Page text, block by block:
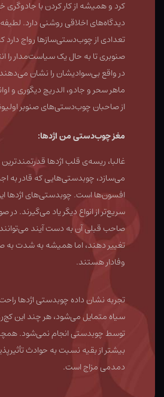
کرد و همیشه از کار کردن با
دیدگاه‌های اخلاقی روشنی دارد.
تعدادی از چوب‌دستی‌سازها رواج
صنوبری تا به حال یک سیاست‌مدار را
در واقع بی‌سوادیشان را نشان
ماهر سحر و جادو، الدریچ دیگوری و
از صاحبان چوب‌دستی‌های صنوبر
مغز چوب‌دستی من اژدها:
غالبا، ریسه‌ی قلب اژدها
می‌سازد، چوبدستی‌هایی که قادر به
افسون‌ها است. چوبدستی‌های اژدها
سریع‌تر از انواع دیگر یاد می‌گیرند. در
صاحب قبلی آن به دست آیند می‌توانند
تغییر دهند، اما همیشه به شدت
وفادار هستند.
تجربه نشان داده چوبدستی اژدها
سیاه متمایل می‌شود، هر چند این
توسط چوبدستی انجام نمی‌شود.
بیشتر از بقیه نسبت به حوادث
دمدمی مزاج است.